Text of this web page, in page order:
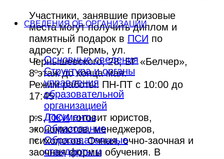
СВЕДЕНИЯ ОБ ОРГАНИЗАЦИИ
Основные сведения
Структура и органы
управления
образовательной
организацией
Документы
Образование
Образовательные
стандарты и
Участники, занявшие призовые
места могут получить диплом и
памятный подарок в ПСИ по
адресу: г. Пермь, ул.
Чернышевского, 28, БГ «Белчер»,
8 этаж до конца мая.
Режим работы: ПН-ПТ с 10:00 до
17:45
p.s.ПСИготовит юристов,
экономистов, менеджеров,
психологов. Очная, очно-заочная и
заочная формы обучения. В